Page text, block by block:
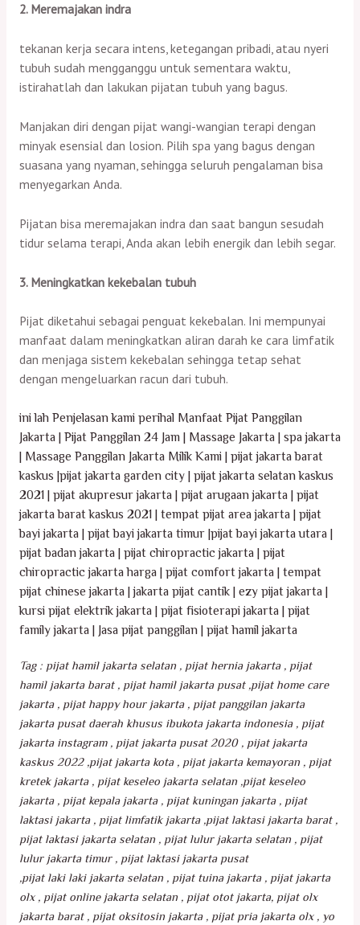
2. Meremajakan indra
tekanan kerja secara intens, ketegangan pribadi, atau nyeri
tubuh sudah mengganggu untuk sementara waktu,
istirahatlah dan lakukan pijatan tubuh yang bagus.
Manjakan diri dengan pijat wangi-wangian terapi dengan
minyak esensial dan losion. Pilih spa yang bagus dengan
suasana yang nyaman, sehingga seluruh pengalaman bisa
menyegarkan Anda.
Pijatan bisa meremajakan indra dan saat bangun sesudah
tidur selama terapi, Anda akan lebih energik dan lebih segar.
3. Meningkatkan kekebalan tubuh
Pijat diketahui sebagai penguat kekebalan. Ini mempunyai
manfaat dalam meningkatkan aliran darah ke cara limfatik
dan menjaga sistem kekebalan sehingga tetap sehat
dengan mengeluarkan racun dari tubuh.
ini lah Penjelasan kami perihal Manfaat Pijat Panggilan
Jakarta | Pijat Panggilan 24 Jam | Massage Jakarta | spa jakarta
| Massage Panggilan Jakarta Milik Kami | pijat jakarta barat
kaskus |pijat jakarta garden city | pijat jakarta selatan kaskus
2021 | pijat akupresur jakarta | pijat arugaan jakarta | pijat
jakarta barat kaskus 2021 | tempat pijat area jakarta | pijat
bayi jakarta | pijat bayi jakarta timur |pijat bayi jakarta utara |
pijat badan jakarta | pijat chiropractic jakarta | pijat
chiropractic jakarta harga | pijat comfort jakarta | tempat
pijat chinese jakarta | jakarta pijat cantik | ezy pijat jakarta |
kursi pijat elektrik jakarta | pijat fisioterapi jakarta | pijat
family jakarta | Jasa pijat panggilan | pijat hamil jakarta
Tag : pijat hamil jakarta selatan , pijat hernia jakarta , pijat
hamil jakarta barat , pijat hamil jakarta pusat ,pijat home care
jakarta , pijat happy hour jakarta , pijat panggilan jakarta
jakarta pusat daerah khusus ibukota jakarta indonesia , pijat
jakarta instagram , pijat jakarta pusat 2020 , pijat jakarta
kaskus 2022 ,pijat jakarta kota , pijat jakarta kemayoran , pijat
kretek jakarta , pijat keseleo jakarta selatan ,pijat keseleo
jakarta , pijat kepala jakarta , pijat kuningan jakarta , pijat
laktasi jakarta , pijat limfatik jakarta ,pijat laktasi jakarta barat ,
pijat laktasi jakarta selatan , pijat lulur jakarta selatan , pijat
lulur jakarta timur , pijat laktasi jakarta pusat
,pijat laki laki jakarta selatan , pijat tuina jakarta , pijat jakarta
olx , pijat online jakarta selatan , pijat otot jakarta, pijat olx
jakarta barat , pijat oksitosin jakarta , pijat pria jakarta olx , yo